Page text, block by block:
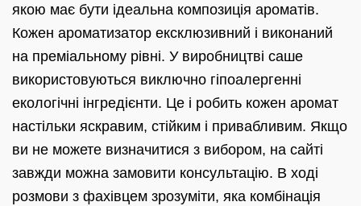
якою має бути ідеальна композиція ароматів.
Кожен ароматизатор ексклюзивний і виконаний
на преміальному рівні. У виробництві саше
використовуються виключно гіпоалергенні
екологічні інгредієнти. Це і робить кожен аромат
настільки яскравим, стійким і привабливим. Якщо
ви не можете визначитися з вибором, на сайті
завжди можна замовити консультацію. В ході
розмови з фахівцем зрозуміти, яка комбінація